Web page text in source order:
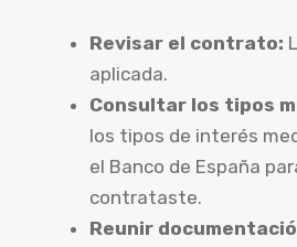
Revisar el contrato:
aplicada.
Consultar los tipos
los tipos de interés
el Banco de España
contrataste.
Reunir